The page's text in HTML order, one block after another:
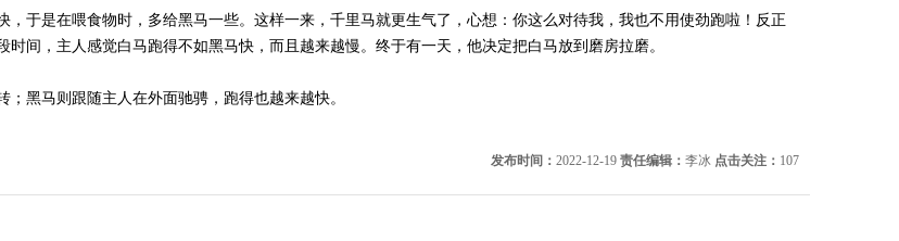
于是在喂食物时，多给黑马一些。这样一来，千里马就更生气了，心想：你这么对待我，我也不用使劲跑啦！反正
间，主人感觉白马跑得不如黑马快，而且越来越慢。终于有一天，他决定把白马放到磨房拉磨。
黑马则跟随主人在外面驰骋，跑得也越来越快。
发布时间： 2022-12-19 责任编辑： 李冰 点击关注： 107